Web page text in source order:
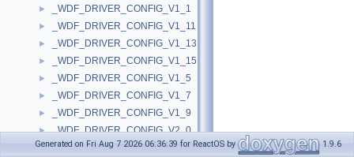
► _WDF_DRIVER_CONFIG_V1_1
► _WDF_DRIVER_CONFIG_V1_11
► _WDF_DRIVER_CONFIG_V1_13
► _WDF_DRIVER_CONFIG_V1_15
► _WDF_DRIVER_CONFIG_V1_5
► _WDF_DRIVER_CONFIG_V1_7
► _WDF_DRIVER_CONFIG_V1_9
► _WDF_DRIVER_CONFIG_V2_0
► _WDF_DRIVER_CONFIG_V2_15
Generated on Fri Aug 7 2026 06:36:39 for ReactOS by 1.9.6